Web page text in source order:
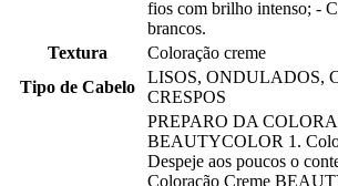
fios com brilho intenso; -
brancos.
Textura
Coloração creme
Tipo de Cabelo
LISOS, ONDULADOS,
CRESPOS
PREPARO DA
BEAUTYCOLOR 1.
Despeje aos poucos o
Coloração Creme